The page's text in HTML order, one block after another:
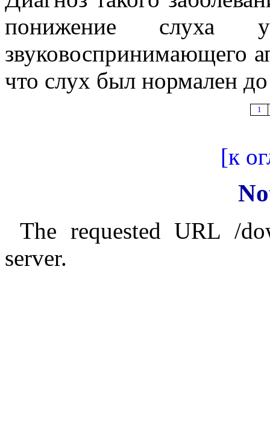
понижение слуха
звуковоспринимающего
что слух был нормален до
1
[к
The requested URL /
server.